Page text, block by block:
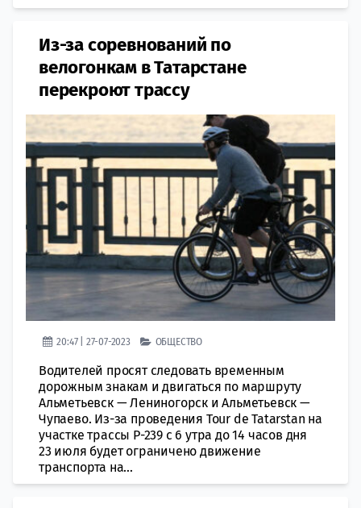
Из-за соревнований по
велогонкам в Татарстане
перекроют трассу
20:47 | 27-07-2023 ОБЩЕСТВО
Водителей просят следовать временным
дорожным знакам и двигаться по маршруту
Альметьевск — Лениногорск и Альметьевск —
Чупаево. Из-за проведения Tour de Tatarstan на
участке трассы Р-239 с 6 утра до 14 часов дня
23 июля будет ограничено движение
транспорта на...